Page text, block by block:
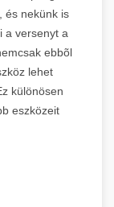
és nekünk is
a versenyt a
ebbõl
lehet
különösen
eszközeit